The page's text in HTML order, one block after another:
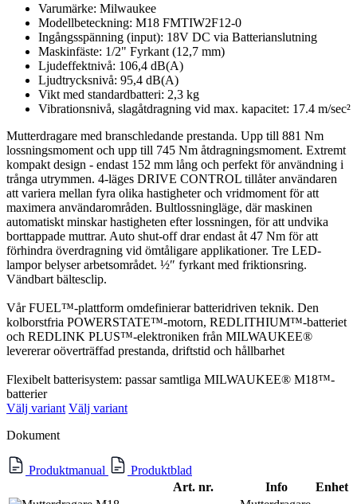
Varumärke: Milwaukee
Modellbeteckning: M18 FMTIW2F12-0
Ingångsspänning (input): 18V DC via Batterianslutning
Maskinfäste: 1/2" Fyrkant (12,7 mm)
Ljudeffektnivå: 106,4 dB(A)
Ljudtrycksnivå: 95,4 dB(A)
Vikt med standardbatteri: 2,3 kg
Vibrationsnivå, slagåtdragning vid max. kapacitet: 17.4 m/sec²
Mutterdragare med branschledande prestanda. Upp till 881 Nm
lossningsmoment och upp till 745 Nm åtdragningsmoment. Extremt
kompakt design - endast 152 mm lång och perfekt för användning i
trånga utrymmen. 4-läges DRIVE CONTROL tillåter användaren
att variera mellan fyra olika hastigheter och vridmoment för att
maximera användarområden. Bultlossningläge, där maskinen
automatiskt minskar hastigheten efter lossningen, för att undvika
borttappade muttrar. Auto shut-off drar endast åt 47 Nm för att
förhindra överdragning vid ömtåligare applikationer. Tre LED-
lampor belyser arbetsområdet. ½″ fyrkant med friktionsring.
Vändbart bältesclip.
Vår FUEL™-plattform omdefinierar batteridriven teknik. Den
kolborstfria POWERSTATE™-motorn, REDLITHIUM™-batteriet
och REDLINK PLUS™-elektroniken från MILWAUKEE®
levererar oöverträffad prestanda, driftstid och hållbarhet
Flexibelt batterisystem: passar samtliga MILWAUKEE® M18™-
batterier
Välj variant Välj variant
Dokument
Produktmanual
Produktblad
Art. nr.
Info Enhet